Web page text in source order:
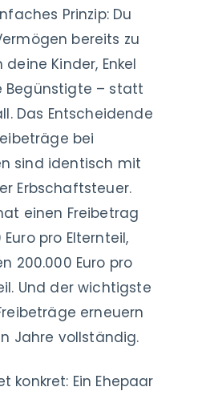
Prinzip: Du
bereits zu
Kinder, Enkel
Begünstigte – statt
Das Entscheidende
bei
sind identisch mit
Erbschaftsteuer.
einen Freibetrag
pro Elternteil,
200.000 Euro pro
Und der wichtigste
erneuern
Jahre vollständig.
konkret: Ein Ehepaar